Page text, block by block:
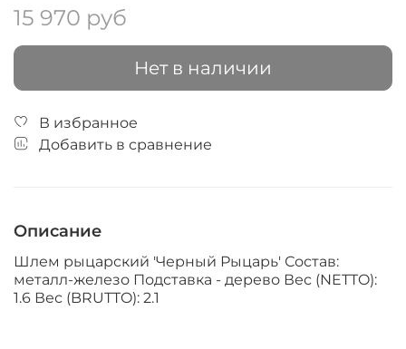
15 970 руб
Нет в наличии
В избранное
Добавить в сравнение
Описание
Шлем рыцарский 'Черный Рыцарь' Состав:
металл-железо Подставка - дерево Вес (NETTO):
1.6 Вес (BRUTTO): 2.1